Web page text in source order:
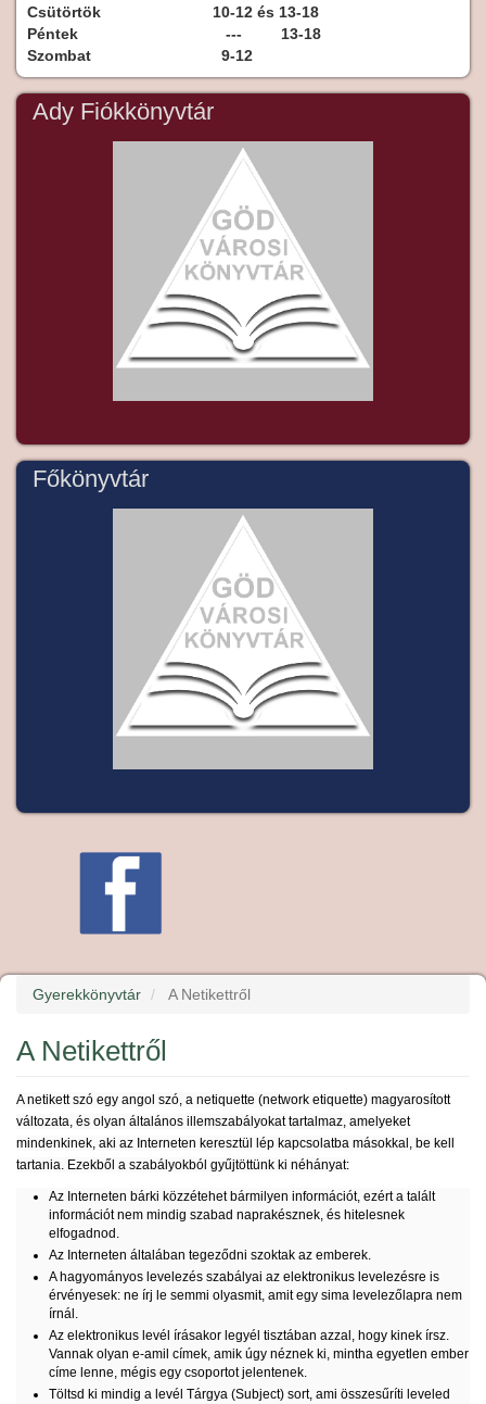
Csütörtök
10-12 és 13-18
Péntek
--- 13-18
Szombat
9-12
Ady Fiókkönyvtár
Főkönyvtár
Gyerekkönyvtár A Netikettről
A Netikettről
A netikett szó egy angol szó, a netiquette (network etiquette) magyarosított
változata, és olyan általános illemszabályokat tartalmaz, amelyeket
mindenkinek, aki az Interneten keresztül lép kapcsolatba másokkal, be kell
tartania. Ezekből a szabályokból gyűjtöttünk ki néhányat:
Az Interneten bárki közzétehet bármilyen információt, ezért a talált
információt nem mindig szabad naprakésznek, és hitelesnek
elfogadnod.
Az Interneten általában tegeződni szoktak az emberek.
A hagyományos levelezés szabályai az elektronikus levelezésre is
érvényesek: ne írj le semmi olyasmit, amit egy sima levelezőlapra nem
írnál.
Az elektronikus levél írásakor legyél tisztában azzal, hogy kinek írsz.
Vannak olyan e-amil címek, amik úgy néznek ki, mintha egyetlen ember
címe lenne, mégis egy csoportot jelentenek.
Töltsd ki mindig a levél Tárgya (Subject) sort, ami összesűríti leveled